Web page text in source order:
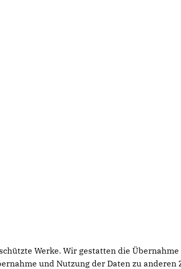
Werke. Wir gestatten die Übernahme
und Nutzung der Daten zu